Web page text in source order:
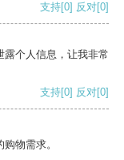
支持[0] 反对[0]
露个人信息，让我非常
支持[0] 反对[0]
物需求。